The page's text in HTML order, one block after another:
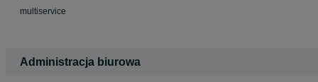
multiservice
Administracja biurowa